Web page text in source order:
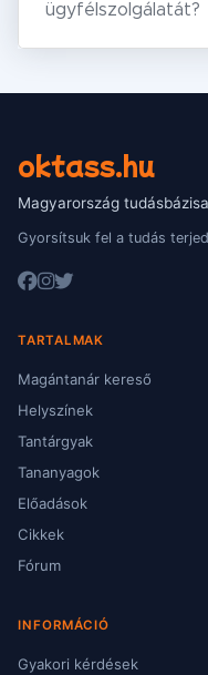
ügyfélszolgálatát?
oktass.hu
Magyarország tudásbázisa
Gyorsítsuk fel a tudás
TARTALMAK
Magántanár kereső
Helyszínek
Tantárgyak
Tananyagok
Előadások
Cikkek
Fórum
INFORMÁCIÓ
Gyakori kérdések